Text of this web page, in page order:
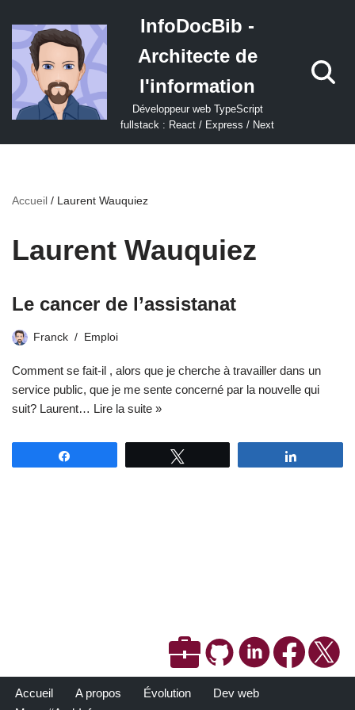
Aller
au
contenu
InfoDocBib -
Architecte de
l'information
Développeur web TypeScript
fullstack : React / Express / Next
Accueil / Laurent Wauquiez
Laurent Wauquiez
Le cancer de l’assistanat
Franck Emploi
Comment se fait-il , alors que je cherche à travailler dans un
service public, que je me sente concerné par la nouvelle qui
suit? Laurent… Lire la suite »
Accueil A propos Évolution
Dev web